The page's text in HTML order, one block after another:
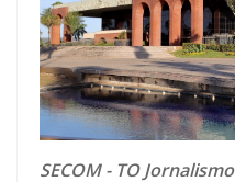
SECOM - TO Jornalismo